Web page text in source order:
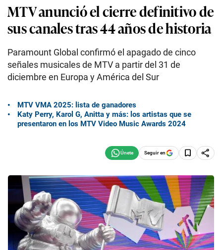
MTV anunció el cierre definitivo de
sus canales tras 44 años de historia
Paramount Global confirmó el apagado de cinco
señales musicales de MTV a partir del 31 de
diciembre en Europa y América del Sur
MTV VMA 2025: lista de ganadores
Katy Perry, Karol G, Anitta y más: los artistas que se
presentaron en los MTV Video Music Awards 2024
Seguir en